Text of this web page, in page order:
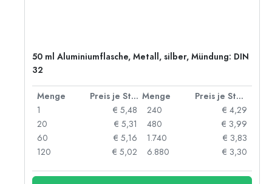
50 ml Aluminiumflasche, Metall, silber, Mündung: DIN
32
Menge Preis je Stück Menge
Preis je Stück
1
€ 5,48
20
€ 5,31
60
€ 5,16
120
€ 5,02
240
€ 4,29
480
€ 3,99
1.740
€ 3,83
6.880
€ 3,30